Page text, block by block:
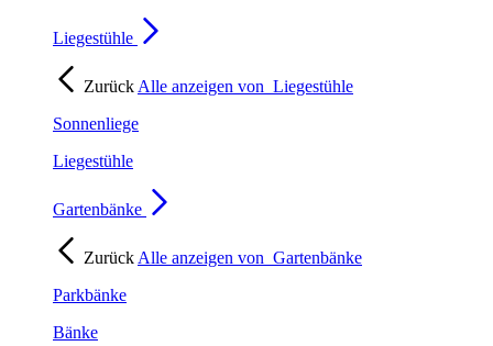
Liegestühle
Zurück Alle anzeigen von Liegestühle
Sonnenliege
Liegestühle
Gartenbänke
Zurück Alle anzeigen von Gartenbänke
Parkbänke
Bänke